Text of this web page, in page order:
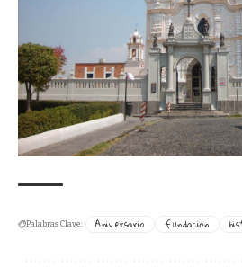
Palabras Clave: Aniversario fundación